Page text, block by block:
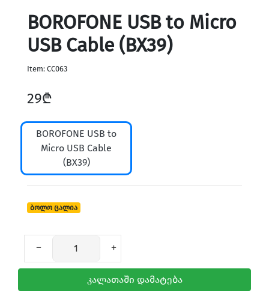
Mice & Keyboard
BOROFONE USB to Micro
USB Cable (BX39)
Item: CC063
29₾
BOROFONE USB to
Micro USB Cable
(BX39)
ბოლო ცალია
კალათაში დამატება